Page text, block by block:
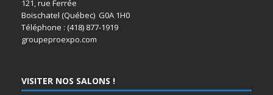
121, rue Ferrée
Boischatel (Québec) G0A 1H0
Téléphone : (418) 877-1919
groupeproexpo.com
VISITER NOS SALONS !